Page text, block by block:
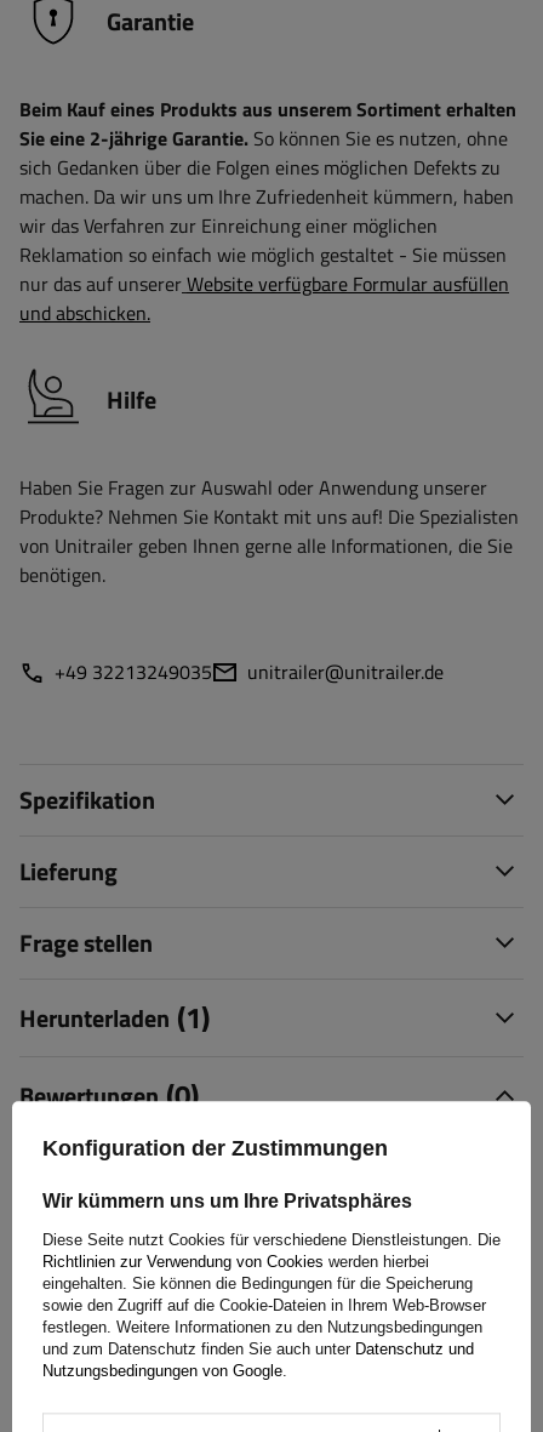
Garantie
Beim Kauf eines Produkts aus unserem Sortiment erhalten
Sie eine 2-jährige Garantie. So können Sie es nutzen, ohne
sich Gedanken über die Folgen eines möglichen Defekts zu
machen. Da wir uns um Ihre Zufriedenheit kümmern, haben
wir das Verfahren zur Einreichung einer möglichen
Reklamation so einfach wie möglich gestaltet - Sie müssen
nur das auf unsererWebsite verfügbare Formular ausfüllen
und abschicken.
Hilfe
Haben Sie Fragen zur Auswahl oder Anwendung unserer
Produkte? Nehmen Sie Kontakt mit uns auf! Die Spezialisten
von Unitrailer geben Ihnen gerne alle Informationen, die Sie
benötigen.
+49 32213249035 unitrailer@unitrailer.de
Spezifikation
Lieferung
Frage stellen
Herunterladen (1)
Bewertungen(0)
Bewertung schreiben
Ihre Bewertung:
5/5
Inhalt Ihrer Bewertung
Konfiguration der Zustimmungen
Wir kümmern uns um Ihre Privatsphäres
Diese Seite nutzt Cookies für verschiedene Dienstleistungen. Die
Richtlinien zur Verwendung von Cookies werden hierbei
eingehalten. Sie können die Bedingungen für die Speicherung
sowie den Zugriff auf die Cookie-Dateien in Ihrem Web-Browser
festlegen. Weitere Informationen zu den Nutzungsbedingungen
und zum Datenschutz finden Sie auch unter Datenschutz und
Nutzungsbedingungen von Google